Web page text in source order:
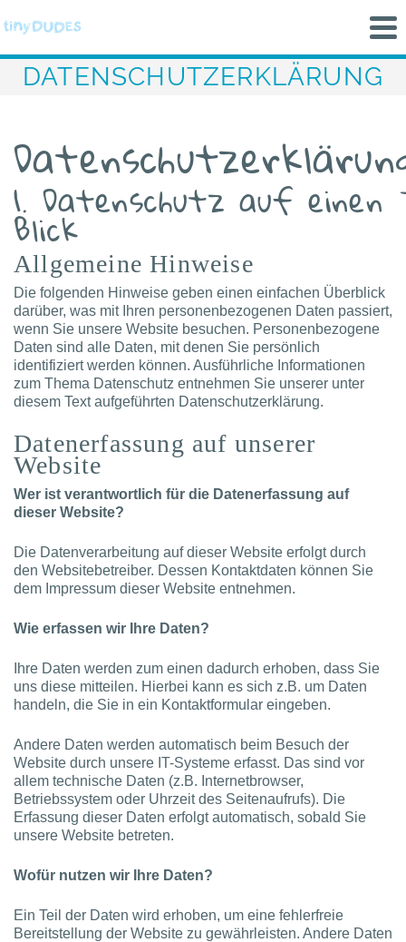
DATENSCHUTZERKLÄRUNG
1. Datenschutz auf einen
Blick
Allgemeine Hinweise
Die folgenden Hinweise geben einen einfachen Überblick
darüber, was mit Ihren personenbezogenen Daten passiert,
wenn Sie unsere Website besuchen. Personenbezogene
Daten sind alle Daten, mit denen Sie persönlich
identifiziert werden können. Ausführliche Informationen
zum Thema Datenschutz entnehmen Sie unserer unter
diesem Text aufgeführten Datenschutzerklärung.
Datenerfassung auf unserer
Website
Wer ist verantwortlich für die Datenerfassung auf
dieser Website?
Die Datenverarbeitung auf dieser Website erfolgt durch
den Websitebetreiber. Dessen Kontaktdaten können Sie
dem Impressum dieser Website entnehmen.
Wie erfassen wir Ihre Daten?
Ihre Daten werden zum einen dadurch erhoben, dass Sie
uns diese mitteilen. Hierbei kann es sich z.B. um Daten
handeln, die Sie in ein Kontaktformular eingeben.
Andere Daten werden automatisch beim Besuch der
Website durch unsere IT-Systeme erfasst. Das sind vor
allem technische Daten (z.B. Internetbrowser,
Betriebssystem oder Uhrzeit des Seitenaufrufs). Die
Erfassung dieser Daten erfolgt automatisch, sobald Sie
unsere Website betreten.
Wofür nutzen wir Ihre Daten?
Ein Teil der Daten wird erhoben, um eine fehlerfreie
Bereitstellung der Website zu gewährleisten. Andere Daten